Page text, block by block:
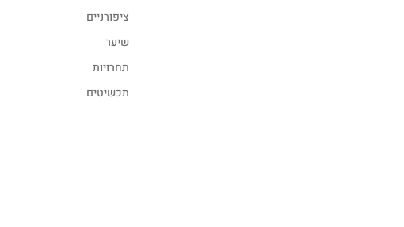
ציפורניים
שיער
תחרויות
תכשיטים